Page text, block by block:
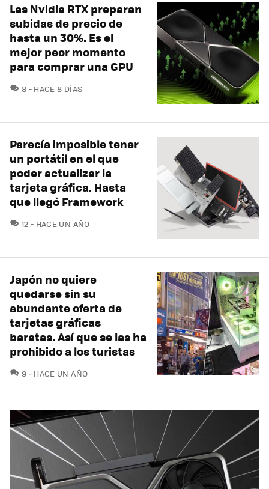
Las Nvidia RTX preparan
subidas de precio de
hasta un 30%. Es el
mejor peor momento
para comprar una GPU
8 COMENTARIOS
HACE 8 DÍAS
Parecía imposible tener
un portátil en el que
poder actualizar la
tarjeta gráfica. Hasta
que llegó Framework
12 COMENTARIOS
HACE UN AÑO
Japón no quiere
quedarse sin su
abundante oferta de
tarjetas gráficas
baratas. Así que se las ha
prohibido a los turistas
9 COMENTARIOS
HACE UN AÑO